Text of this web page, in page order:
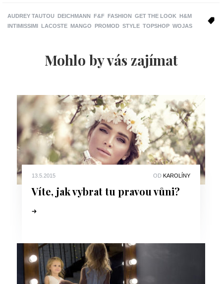
AUDREY TAUTOU DEICHMANN F&F FASHION GET THE LOOK H&M
INTIMISSIMI LACOSTE MANGO PROMOD STYLE TOPSHOP WOJAS
Mohlo by vás zajímat
13.5.2015 OD KAROLÍNY
Víte, jak vybrat tu pravou vůni?